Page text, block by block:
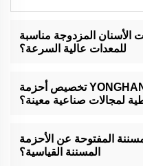
الأسنان المزدوجة مناسبة
للمعدات عالية السرعة؟
لتحمل العمليات الشاقة.
هل يمكن لشركة YONGHANG تخصيص أحزمة
لمجالات صناعية معينة؟
وأبعاد لتلبية المتطلبات الخاصة
النظافة في تغليف الأغذية.
المفتوحة عن الأحزمة
المسننة القياسية؟